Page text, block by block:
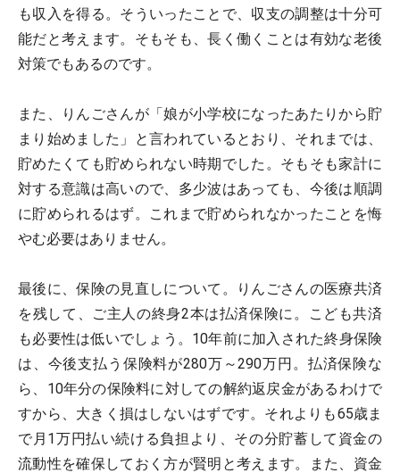
も収入を得る。そういったことで、収支の調整は十分可
能だと考えます。そもそも、長く働くことは有効な老後
対策でもあるのです。
また、りんごさんが「娘が小学校になったあたりから貯
まり始めました」と言われているとおり、それまでは、
貯めたくても貯められない時期でした。そもそも家計に
対する意識は高いので、多少波はあっても、今後は順調
に貯められるはず。これまで貯められなかったことを悔
やむ必要はありません。
最後に、保険の見直しについて。りんごさんの医療共済
を残して、ご主人の終身2本は払済保険に。こども共済
も必要性は低いでしょう。10年前に加入された終身保険
は、今後支払う保険料が280万～290万円。払済保険な
ら、10年分の保険料に対しての解約返戻金があるわけで
すから、大きく損はしないはずです。それよりも65歳ま
で月1万円払い続ける負担より、その分貯蓄して資金の
流動性を確保しておく方が賢明と考えます。また、資金